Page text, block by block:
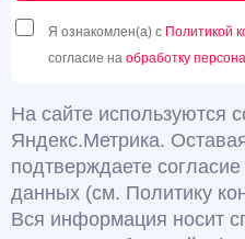
Я ознакомлен(а) с Политикой
согласие на обработку
На сайте используются
Яндекс.Метрика.
подтверждаете
данных (см. Политику
Вся информация носит